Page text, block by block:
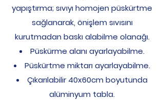
yapıştırma; sıvıyı homojen püskürtme
sağlanarak, önişlem sıvısını
kurutmadan baskı alabilme olanağı.
Püskürme alanı ayarlayabilme.
Püskürtme miktarı ayarlayabilme.
Çıkarılabilir 40x60cm boyutunda
alüminyum tabla.